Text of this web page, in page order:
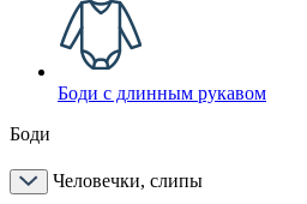
Боди с длинным рукавом
Боди
Человечки, слипы